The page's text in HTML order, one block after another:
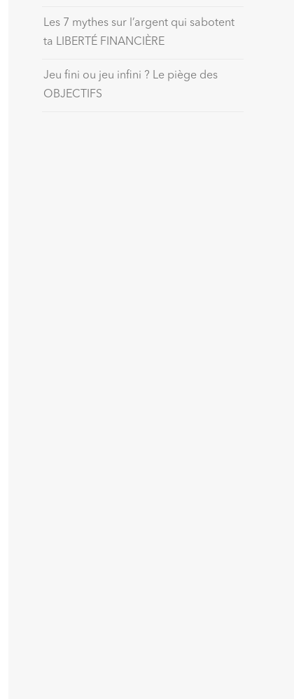
Les 7 mythes sur l’argent qui sabotent
ta LIBERTÉ FINANCIÈRE
Jeu fini ou jeu infini ? Le piège des
OBJECTIFS